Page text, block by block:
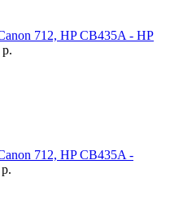
712, HP CB435A - HP
712, HP CB435A -